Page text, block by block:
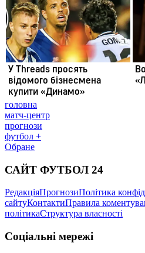
головна
матч-центр
прогнози
футбол +
Обране
САЙТ ФУТБОЛ 24
РедакціяПрогнозиПолітика
сайтуКонтактиПравила
політикаСтруктура власності
Соціальні мережі